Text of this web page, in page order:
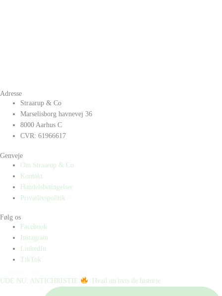
Adresse
Straarup & Co
Marselisborg havnevej 36
8000 Aarhus C
CVR: 61966617
Genveje
Om Straarup & Co
Kontakt
Handelsbetingelser
Privatlivspolitik
Følg os
Facebook
Instagram
LinkedIn
TikTok
UDE NU: ANTICHRISTIE ⁠ ⁠ Hvad nu hvis de historie